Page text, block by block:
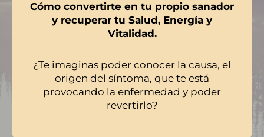
Cómo convertirte en tu propio sanador
y recuperar tu Salud, Energía y
Vitalidad.
¿Te imaginas poder conocer la causa, el
origen del síntoma, que te está
provocando la enfermedad y poder
revertirlo?